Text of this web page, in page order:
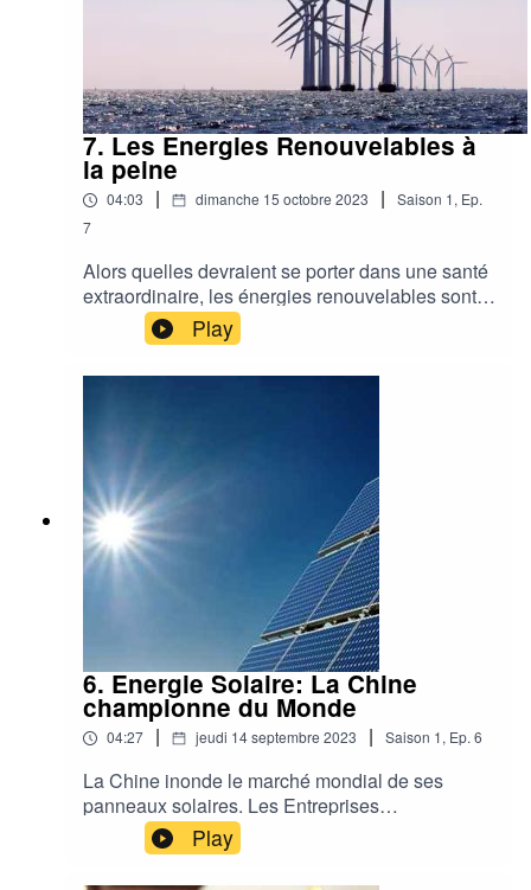
7. Les Energies Renouvelables à
la peine
04:03 | dimanche 15 octobre 2023 | Saison 1, Ep.
7
Alors quelles devraient se porter dans une santé
extraordinaire, les énergies renouvelables sont à
la peine notamment à la bourse.Solaire ou
éolien, leurs business model ne sont pas
d'actualité,Une réflexion sur la situation actuelle
Play
6. Energie Solaire: La Chine
championne du Monde
04:27 | jeudi 14 septembre 2023 | Saison 1, Ep. 6
La Chine inonde le marché mondial de ses
panneaux solaires. Les Entreprises
Européennes n'arrivent plus à s'adapter pendant
que les Etats-Unis offrent des subsides pour
attirer les entrepreneurs. Une course entre les
Play